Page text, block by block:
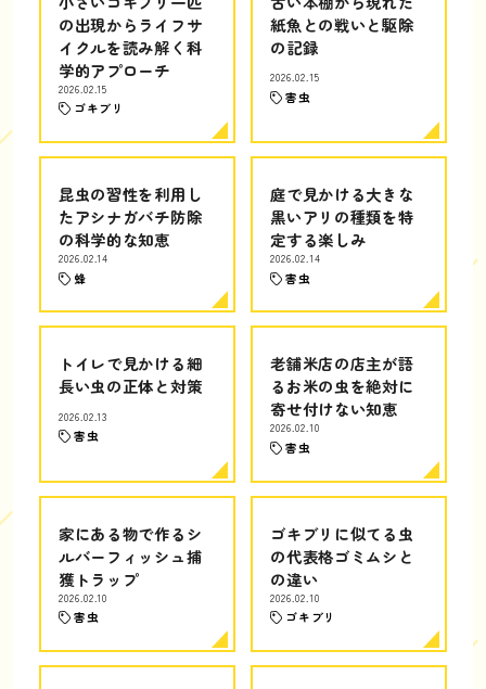
の出現からライフサ
イクルを読み解く科
学的アプローチ
2026.02.15
ゴキブリ
紙魚との戦いと駆除
の記録
2026.02.15
害虫
昆虫の習性を利用し
たアシナガバチ防除
の科学的な知恵
2026.02.14
蜂
庭で見かける大きな
黒いアリの種類を特
定する楽しみ
2026.02.14
害虫
トイレで見かける細
長い虫の正体と対策
2026.02.13
害虫
老舗米店の店主が語
るお米の虫を絶対に
寄せ付けない知恵
2026.02.10
害虫
家にある物で作るシ
ルバーフィッシュ捕
獲トラップ
2026.02.10
害虫
ゴキブリに似てる虫
の代表格ゴミムシと
の違い
2026.02.10
ゴキブリ